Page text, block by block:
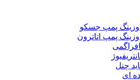
پمپ جسکو
پمپ اتاترون
چنل
ای